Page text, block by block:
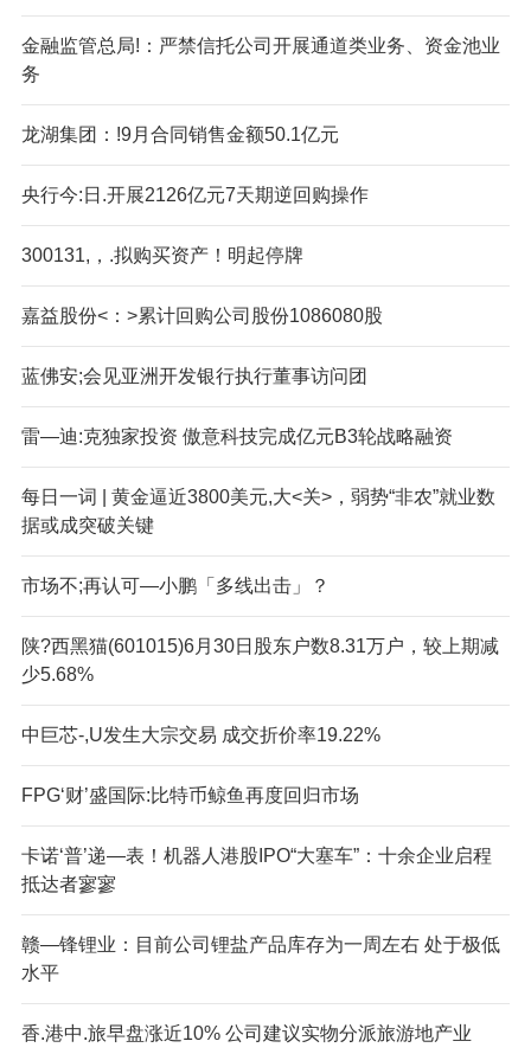
金融监管总局!：严禁信托公司开展通道类业务、资金池业
务
龙湖集团：!9月合同销售金额50.1亿元
央行今:日.开展2126亿元7天期逆回购操作
300131,，.拟购买资产！明起停牌
嘉益股份<：>累计回购公司股份1086080股
蓝佛安;会见亚洲开发银行执行董事访问团
雷—迪:克独家投资 傲意科技完成亿元B3轮战略融资
每日一词 | 黄金逼近3800美元,大<关>，弱势“非农”就业数
据或成突破关键
市场不;再认可—小鹏「多线出击」？
陕?西黑猫(601015)6月30日股东户数8.31万户，较上期减
少5.68%
中巨芯-,U发生大宗交易 成交折价率19.22%
FPG‘财’盛国际:比特币鲸鱼再度回归市场
卡诺‘普’递—表！机器人港股IPO“大塞车”：十余企业启程
抵达者寥寥
赣—锋锂业：目前公司锂盐产品库存为一周左右 处于极低
水平
香.港中.旅早盘涨近10% 公司建议实物分派旅游地产业